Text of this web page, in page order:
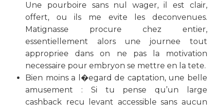
Une pourboire sans nul wager, il est clair,
offert, ou ils me evite les deconvenues.
Matignasse procure chez entier,
essentiellement alors une journee tout
appropriee dans on ne pas la motivation
necessaire pour embryon se mettre en la tete.
Bien moins a l�egard de captation, une belle
amusement : Si tu pense qu’un large
cashback recu levant accessible sans aucun